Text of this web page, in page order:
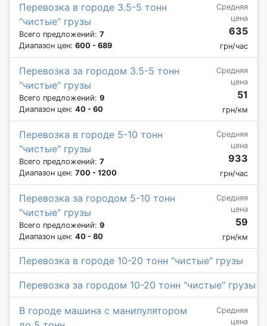
Перевозка в городе 3.5-5 тонн
"чистые" грузы
Всего предложений: 7
Диапазон цен: 600 - 689
Средняя
цена
635
грн/час
Перевозка за городом 3.5-5 тонн
"чистые" грузы
Всего предложений: 9
Диапазон цен: 40 - 60
Средняя
цена
51
грн/км
Перевозка в городе 5-10 тонн
"чистые" грузы
Всего предложений: 7
Диапазон цен: 700 - 1200
Средняя
цена
933
грн/час
Перевозка за городом 5-10 тонн
"чистые" грузы
Всего предложений: 9
Диапазон цен: 40 - 80
Средняя
цена
59
грн/км
Перевозка в городе 10-20 тонн "чистые" грузы
Перевозка за городом 10-20 тонн "чистые" грузы
В городе машина с манипулятором
Средняя
цена